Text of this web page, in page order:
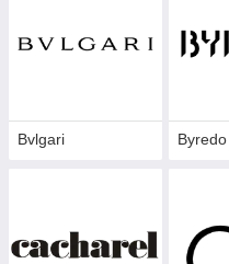
Bvlgari Byredo